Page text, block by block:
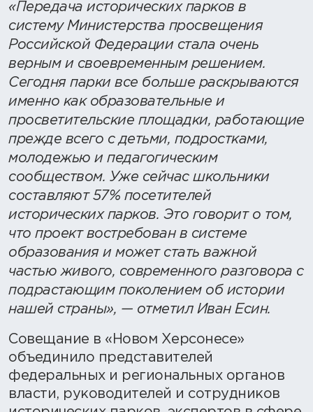
«Передача исторических парков в
систему Министерства просвещения
Российской Федерации стала очень
верным и своевременным решением.
Сегодня парки все больше раскрываются
именно как образовательные и
просветительские площадки, работающие
прежде всего с детьми, подростками,
молодежью и педагогическим
сообществом. Уже сейчас школьники
составляют 57% посетителей
исторических парков. Это говорит о том,
что проект востребован в системе
образования и может стать важной
частью живого, современного разговора с
подрастающим поколением об истории
нашей страны», — отметил Иван Есин.
Совещание в «Новом Херсонесе»
объединило представителей
федеральных и региональных органов
власти, руководителей и сотрудников